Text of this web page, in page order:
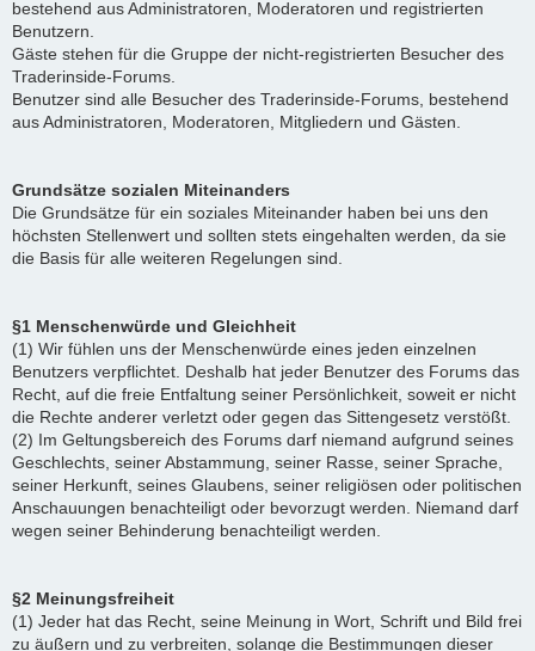
bestehend aus Administratoren, Moderatoren und registrierten
Benutzern.
Gäste stehen für die Gruppe der nicht-registrierten Besucher des
Traderinside-Forums.
Benutzer sind alle Besucher des Traderinside-Forums, bestehend
aus Administratoren, Moderatoren, Mitgliedern und Gästen.
Grundsätze sozialen Miteinanders
Die Grundsätze für ein soziales Miteinander haben bei uns den
höchsten Stellenwert und sollten stets eingehalten werden, da sie
die Basis für alle weiteren Regelungen sind.
§1 Menschenwürde und Gleichheit
(1) Wir fühlen uns der Menschenwürde eines jeden einzelnen
Benutzers verpflichtet. Deshalb hat jeder Benutzer des Forums das
Recht, auf die freie Entfaltung seiner Persönlichkeit, soweit er nicht
die Rechte anderer verletzt oder gegen das Sittengesetz verstößt.
(2) Im Geltungsbereich des Forums darf niemand aufgrund seines
Geschlechts, seiner Abstammung, seiner Rasse, seiner Sprache,
seiner Herkunft, seines Glaubens, seiner religiösen oder politischen
Anschauungen benachteiligt oder bevorzugt werden. Niemand darf
wegen seiner Behinderung benachteiligt werden.
§2 Meinungsfreiheit
(1) Jeder hat das Recht, seine Meinung in Wort, Schrift und Bild frei
zu äußern und zu verbreiten, solange die Bestimmungen dieser